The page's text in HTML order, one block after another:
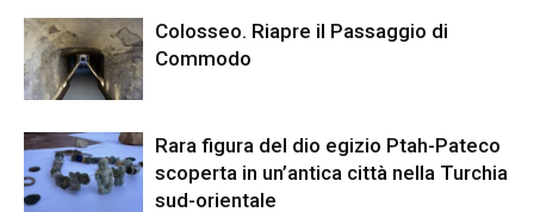
Colosseo. Riapre il Passaggio di
Commodo
Rara figura del dio egizio Ptah-Pateco
scoperta in un’antica città nella Turchia
sud-orientale